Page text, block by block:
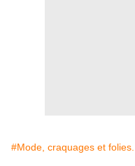
#Mode, craquages et folies...